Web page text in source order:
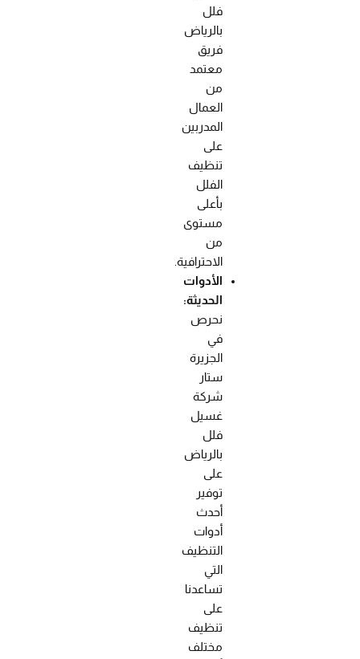
فلل
بالرياض
فريق
معتمد
من
العمال
المدربين
على
تنظيف
الفلل
بأعلى
مستوى
من
الاحترافية.
الأدوات
الحديثة:
نحرص
في
الجزيرة
ستار
شركة
غسيل
فلل
بالرياض
على
توفير
أحدث
أدوات
التنظيف
التي
تساعدنا
على
تنظيف
مختلف